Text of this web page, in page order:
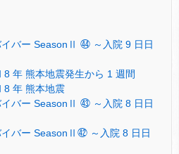
イバー SeasonⅡ ㊹ ～入院 9 日日
8 年 熊本地震発生から 1 週間
8 年 熊本地震
イバー SeasonⅡ ㊸ ～入院 8 日日
イバー SeasonⅡ㊷ ～入院 8 日日